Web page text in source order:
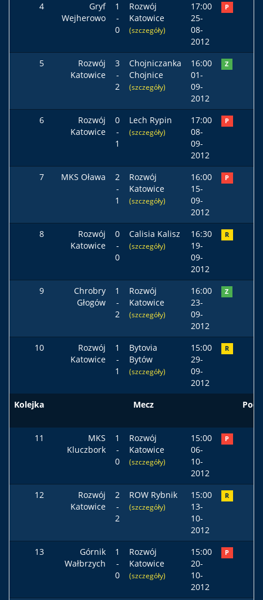
4
Gryf
Wejherowo
1
-
0
Rozwój
Katowice
(szczegóły)
17:00
25-
08-
2012
P
5
Rozwój
Katowice
3
-
2
Chojniczanka
Chojnice
(szczegóły)
16:00
01-
09-
2012
Z
6
Rozwój
Katowice
0
-
1
Lech Rypin
(szczegóły)
17:00
08-
09-
2012
P
7 MKS Oława
2
-
1
Rozwój
Katowice
(szczegóły)
16:00
15-
09-
2012
P
8
Rozwój
Katowice
0
-
0
Calisia Kalisz
(szczegóły)
16:30
19-
09-
2012
R
9
Chrobry
Głogów
1
-
2
Rozwój
Katowice
(szczegóły)
16:00
23-
09-
2012
Z
10
Rozwój
Katowice
1
-
1
Bytovia
Bytów
(szczegóły)
15:00
29-
09-
2012
R
Kolejka Mecz
11
MKS
Kluczbork
1
-
0
Rozwój
Katowice
(szczegóły)
15:00
06-
10-
2012
P
12
Rozwój
Katowice
2
-
2
ROW Rybnik
(szczegóły)
15:00
13-
10-
2012
R
13
Górnik
Wałbrzych
1
-
0
Rozwój
Katowice
(szczegóły)
15:00
20-
10-
2012
P